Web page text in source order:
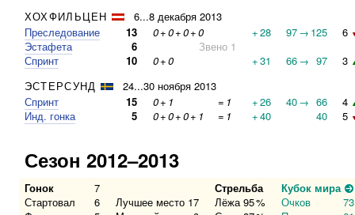
ХОХФИЛЬЦЕН
6...8 декабря 2013
Преследование
13 0+0+0+0 +28 97→ 125 6
Эстафета 6
Звено 1
Спринт
10 0+0 +31 66→ 97 3
ЭСТЕРСУНД
24...30 ноября 2013
Спринт
15 0+ 1 = 1 +26 40→ 66 4
Инд. гонка 5 0+0+0+ 1 = 1 +40 40 5
Сезон 2012–2013
Гонок 7 Стрельба
Кубок мира
Стартовал
6 Лучшее место 17 Лёжа 95% Очков
73